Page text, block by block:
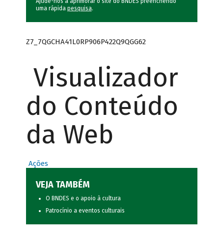
uma rápida pesquisa.
Z7_7QGCHA41L0RP906P422Q9QGG62
Visualizador
do Conteúdo
da Web
Ações
VEJA TAMBÉM
O BNDES e o apoio à cultura
Patrocínio a eventos culturais